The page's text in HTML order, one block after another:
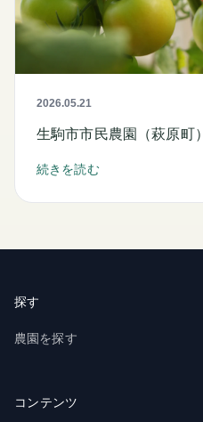
2026.05.21
生駒市市民農園（萩原町）
続きを読む
探す
農園を探す
コンテンツ